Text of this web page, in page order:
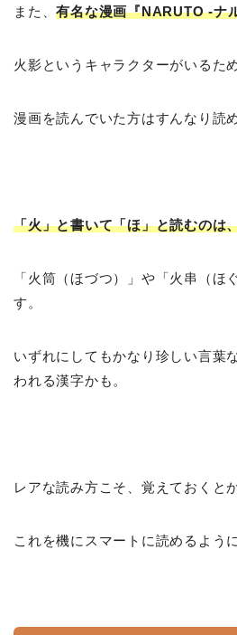
また、有名な漫画『NARUTO -ナ
火影というキャラクターがいるため
漫画を読んでいた方はすんなり読
「火」と書いて「ほ」と読むのは
「火筒（ほづつ）」や「火串（ほ
す。
いずれにしてもかなり珍しい言葉
われる漢字かも。
レアな読み方こそ、覚えておくと
これを機にスマートに読めるよう